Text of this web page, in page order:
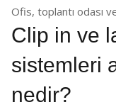
Ofis, toplantı odası
Clip in ve
sistemleri
nedir?